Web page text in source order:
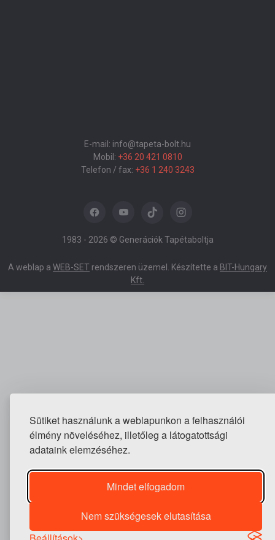
Sütiket használunk a weblapunkon a felhasználói
élmény növeléséhez, illetőleg a látogatottsági
adataink elemzéséhez.
Mindet elfogadom
Nem szükségesek elutasítása
E-mail: info@tapeta-bolt.hu
Mobil: +36 20 421 0810
Telefon / fax: +36 1 240 3243
1983 - 2026 © Generációk Tapétaboltja
A weblap a WEB-SET rendszeren üzemel. Készítette a BIT-Hungary
Kft.